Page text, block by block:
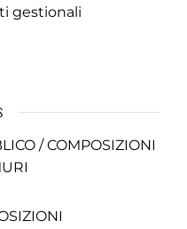
gestionali
/ COMPOSIZIONI